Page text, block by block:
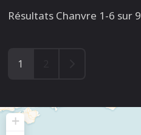
Résultats Chanvre 1-6 sur 9
1
+